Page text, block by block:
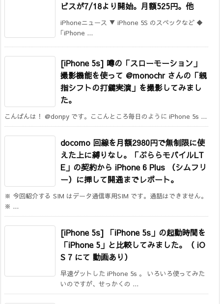
ビスが7/18より開始。月額525円。他
iPhoneニュース ▼ iPhone 5S のスペックなど ◆
｢iPhone ...
[iPhone 5s] 噂の「スローモーション」
撮影機能を使って @monochr さんの「親
指シフトの打鍵実演」を撮影してみまし
た。
こんばんは！ @donpy です。ここんところ毎日のように iPhone 5s ...
docomo 回線を月額2980円で無制限に使
えた上に縛りなし。「ぷららモバイルLT
E」の契約から iPhone 6 Plus （シムフリ
ー）に挿して開通までレポート。
※ 今回紹介する SIM はデータ通信専用SIM です。通話はできません。
※ ...
[iPhone 5s] 「iPhone 5s」の起動時間を
「iPhone 5」と比較してみました。（ iO
S 7 にて 動画あり）
早速ゲットした iPhone 5s 。 いろいろ使ってみた
いのですが、せっかくの ...